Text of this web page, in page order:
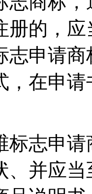
册的，应
志申请
，在申
标志申
、并应